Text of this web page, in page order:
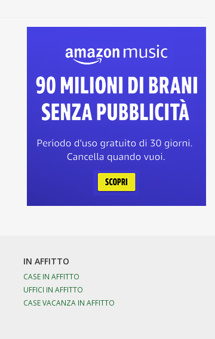
IN AFFITTO
CASE IN AFFITTO
UFFICI IN AFFITTO
CASE VACANZA IN AFFITTO